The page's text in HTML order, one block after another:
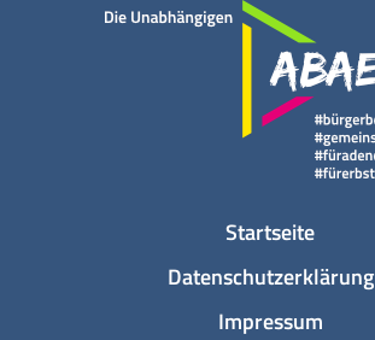
Startseite
Datenschutzerklärung
Impressum